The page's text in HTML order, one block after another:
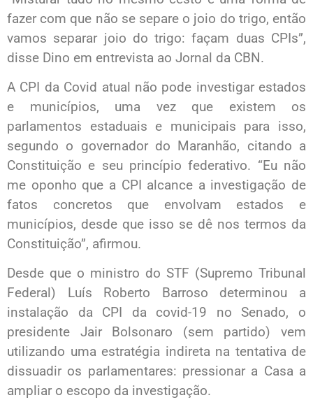
fazer com que não se separe o joio do trigo, então
vamos separar joio do trigo: façam duas CPIs”,
disse Dino em entrevista ao Jornal da CBN.
A CPI da Covid atual não pode investigar estados
e municípios, uma vez que existem os
parlamentos estaduais e municipais para isso,
segundo o governador do Maranhão, citando a
Constituição e seu princípio federativo. “Eu não
me oponho que a CPI alcance a investigação de
fatos concretos que envolvam estados e
municípios, desde que isso se dê nos termos da
Constituição”, afirmou.
Desde que o ministro do STF (Supremo Tribunal
Federal) Luís Roberto Barroso determinou a
instalação da CPI da covid-19 no Senado, o
presidente Jair Bolsonaro (sem partido) vem
utilizando uma estratégia indireta na tentativa de
dissuadir os parlamentares: pressionar a Casa a
ampliar o escopo da investigação.